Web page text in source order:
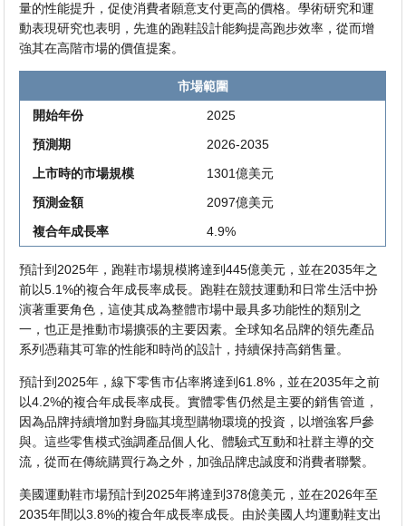
量的性能提升，促使消費者願意支付更高的價格。學術研究和運
動表現研究也表明，先進的跑鞋設計能夠提高跑步效率，從而增
強其在高階市場的價值提案。
市場範圍
開始年份
2025
預測期
2026-2035
上市時的市場規模
1301億美元
預測金額
2097億美元
複合年成長率
4.9%
預計到2025年，跑鞋市場規模將達到445億美元，並在2035年之
前以5.1%的複合年成長率成長。跑鞋在競技運動和日常生活中扮
演著重要角色，這使其成為整體市場中最具多功能性的類別之
一，也正是推動市場擴張的主要因素。全球知名品牌的領先產品
系列憑藉其可靠的性能和時尚的設計，持續保持高銷售量。
預計到2025年，線下零售市佔率將達到61.8%，並在2035年之前
以4.2%的複合年成長率成長。實體零售仍然是主要的銷售管道，
因為品牌持續增加對身臨其境型購物環境的投資，以增強客戶參
與。這些零售模式強調產品個人化、體驗式互動和社群主導的交
流，從而在傳統購買行為之外，加強品牌忠誠度和消費者聯繫。
美國運動鞋市場預計到2025年將達到378億美元，並在2026年至
2035年間以3.8%的複合年成長率成長。由於美國人均運動鞋支出